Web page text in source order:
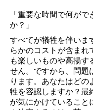
「重要な時間で何がで
か？」
すべてが犠牲を伴いま
らかのコストが含まれ
も楽しいものや高揚す
せん。ですから、問題
ります。あなたはどの
牲を容認しますか？最
が気にかけていること